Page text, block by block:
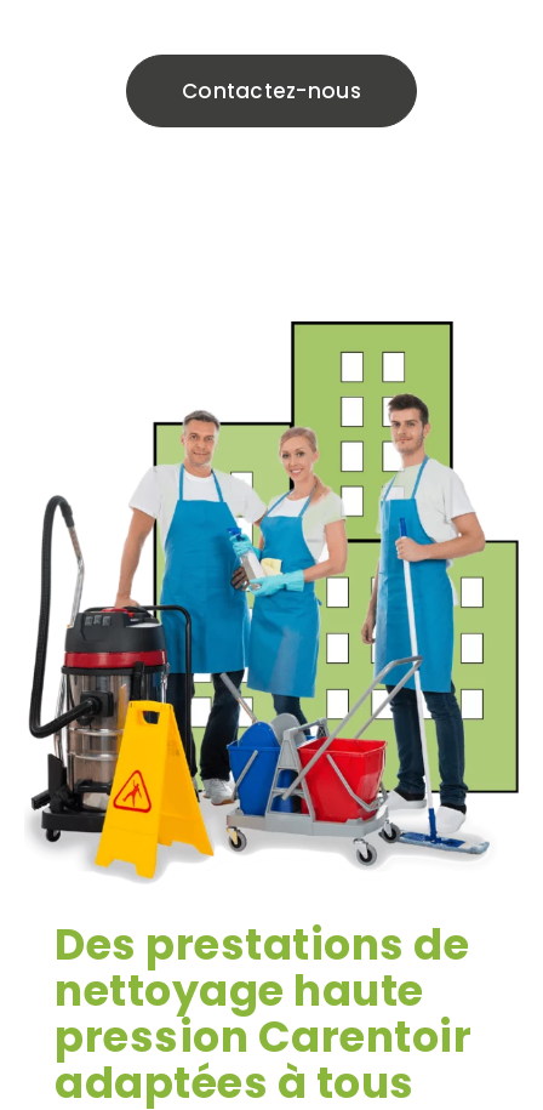
Contactez-nous
Des prestations de
nettoyage haute
pression Carentoir
adaptées à tous